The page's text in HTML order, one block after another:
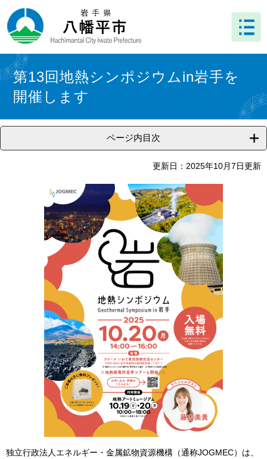
ー
ジ
先
頭
で
ニ
ュ
を
飛
ば
本
文
文 第13回地熱シンポジウムin岩手を
開催します
ページ内目次
更新日：2025年10月7日更新
独立行政法人エネルギー・金属鉱物資源機構（通称JOGMEC）は、